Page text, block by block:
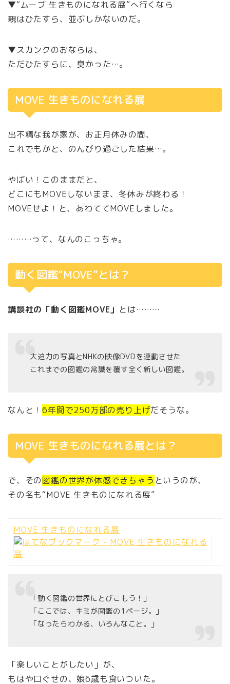
▼“ムーブ 生きものになれる展”へ行くなら
親はひたすら、並ぶしかないのだ。
▼スカンクのおならは、
ただひたすらに、臭かった…。
MOVE 生きものになれる展
出不精な我が家が、お正月休みの間、
これでもかと、のんびり過ごした結果…。
やばい！このままだと、
どこにもMOVEしないまま、冬休みが終わる！
MOVEせよ！と、あわててMOVEしました。
………って、なんのこっちゃ。
動く図鑑“MOVE”とは？
講談社の「動く図鑑MOVE」 とは………
大迫力の写真とNHKの映像DVDを連動させた
これまでの図鑑の常識を覆す全く新しい図鑑。
なんと！6年間で250万部の売り上げだそうな。
MOVE 生きものになれる展とは？
で、その図鑑の世界が体感できちゃう というのが、
その名も“MOVE 生きものになれる展”
MOVE 生きものになれる展
「動く図鑑の世界にとびこもう！」
「ここでは、キミが図鑑の1ページ。」
「なったらわかる、いろんなこと。」
「楽しいことがしたい」が、
もはや口ぐせの、娘6歳も食いついた。